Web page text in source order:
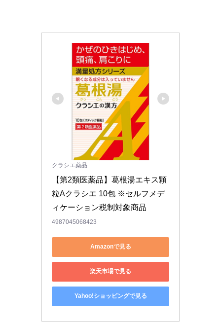
クラシエ薬品
【第2類医薬品】葛根湯エキス顆
粒Aクラシエ 10包 ※セルフメデ
ィケーション税制対象商品
4987045068423
Amazonで見る
楽天市場で見る
Yahoo!ショッピングで見る